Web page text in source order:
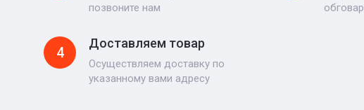
позвоните нам
4
Доставляем товар
Осуществляем доставку по
указанному вами адресу